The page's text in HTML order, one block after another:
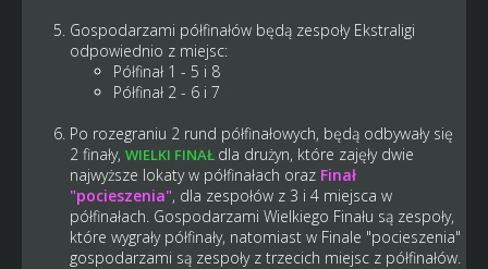
Gospodarzami półfinałów będą zespoły Ekstraligi
odpowiednio z miejsc:
Półfinał 1 - 5 i 8
Półfinał 2 - 6 i 7
Po rozegraniu 2 rund półfinałowych, będą odbywały się
2 finały, WIELKI FINAŁ dla drużyn, które zajęły dwie
najwyższe lokaty w półfinałach oraz Finał
"pocieszenia", dla zespołów z 3 i 4 miejsca w
półfinałach. Gospodarzami Wielkiego Finału są zespoły,
które wygrały półfinały, natomiast w Finale "pocieszenia"
gospodarzami są zespoły z trzecich miejsc z półfinałów.